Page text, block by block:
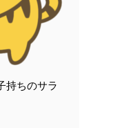
2020/12/10
持ちのサラ